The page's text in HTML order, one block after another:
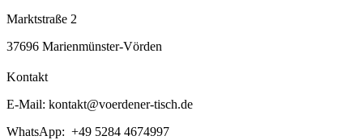
Marktstraße 2
37696 Marienmünster-Vörden
Kontakt
E-Mail: kontakt@voerdener-tisch.de
WhatsApp: +49 5284 4674997